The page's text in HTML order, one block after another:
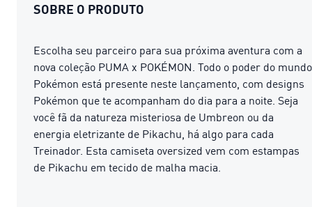
SOBRE O PRODUTO
Escolha seu parceiro para sua próxima aventura com a
nova coleção PUMA x POKÉMON. Todo o poder do mundo
Pokémon está presente neste lançamento, com designs
Pokémon que te acompanham do dia para a noite. Seja
você fã da natureza misteriosa de Umbreon ou da
energia eletrizante de Pikachu, há algo para cada
Treinador. Esta camiseta oversized vem com estampas
de Pikachu em tecido de malha macia.